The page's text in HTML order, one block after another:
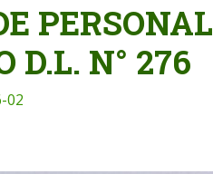
PERSONAL
N° 276
02